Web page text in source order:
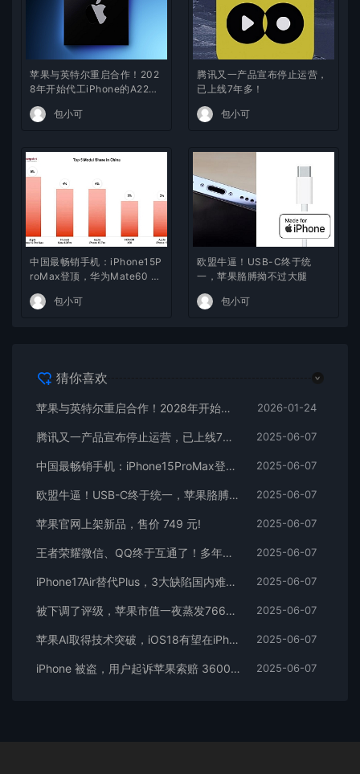
苹果与英特尔重启合作！202
8年开始代工iPhone的A22芯
片
包小可
腾讯又一产品宣布停止运营，
已上线7年多！
包小可
中国最畅销手机：iPhone15P
roMax登顶，华为Mate60 Pr
包小可
欧盟牛逼！USB-C终于统
一，苹果胳膊拗不过大腿
包小可
猜你喜欢
苹果与英特尔重启合作！2028年开始代工iPhone的A22芯片 2026-01-24
腾讯又一产品宣布停止运营，已上线7年多！ 2025-06-07
中国最畅销手机：iPhone15ProMax登顶，华为Mate60 Pro排名第二 2025-06-07
欧盟牛逼！USB-C终于统一，苹果胳膊拗不过大腿 2025-06-07
苹果官网上架新品，售价 749 元! 2025-06-07
王者荣耀微信、QQ终于互通了！多年的世纪难题解决了 2025-06-07
iPhone17Air替代Plus，3大缺陷国内难大卖 2025-06-07
被下调了评级，苹果市值一夜蒸发7660亿元！ 2025-06-07
苹果AI取得技术突破，iOS18有望在iPhone上运行Apple GPT 2025-06-07
iPhone 被盗，用户起诉苹果索赔 3600 万！ 2025-06-07